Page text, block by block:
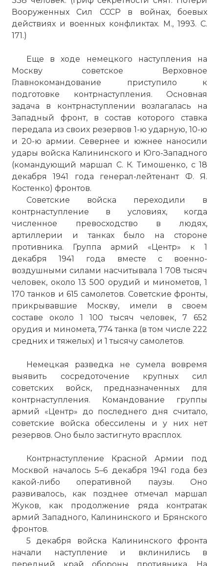
Вооруженных Сил СССР в войнах, боевых
действиях и военных конфликтах. М., 1993. С.
171.)
Еще в ходе немецкого наступления на
Москву советское Верховное
Главнокомандование приступило к
подготовке контрнаступления. Основная
задача в контрнаступлении возлагалась на
Западный фронт, в состав которого ставка
передала из своих резервов 1-ю ударную, 10-ю
и 20-ю армии. Севернее и южнее наносили
удары войска Калининского и Юго-Западного
(командующий маршал С. К. Тимошенко, с 18
декабря 1941 года генерал-лейтенант Ф. Я.
Костенко) фронтов.
Советские войска переходили в
контрнаступление в условиях, когда
численное превосходство в людях,
артиллерии и танках было на стороне
противника. Группа армий «Центр» к 1
декабря 1941 года вместе с военно-
воздушными силами насчитывала 1 708 тысяч
человек, около 13 500 орудий и минометов, 1
170 танков и 615 самолетов. Советские фронты,
прикрывавшие Москву, имели в своем
составе около 1 100 тысяч человек, 7 652
орудия и миномета, 774 танка (в том числе 222
средних и тяжелых) и 1 тысячу самолетов.
Немецкая разведка не сумела вовремя
выявить сосредоточение крупных сил
советских войск, предназначенных для
контрнаступления. Командование группы
армий «Центр» до последнего дня считало,
советские войска обессилены и у них нет
резервов. Оно было застигнуто врасплох.
Контрнаступление Красной Армии под
Москвой началось 5–6 декабря 1941 года без
какой-либо оперативной паузы. Оно
развивалось, как позднее отмечал маршал
Жуков, как продолжение ряда контратак
армий Западного, Калининского и Брянского
фронтов.
5 декабря войска Калининского фронта
начали наступление и вклинились в
А́льберт Ке́ссельринг (нем. Albert
Kesselring; 30 ноября 1885, Марктстефт —
16 июля 1960, Бад-Наухайм) — генерал-
фельдмаршал люфтваффе.
Участвовавший в обеих мировых войнах
Кессельринг стал одним из самых
успешных командиров Третьего рейха,
он является одним из 27 награждённых
Рыцарским крестом с Дубовыми
Листьями, Мечами и Бриллиантами.
Альберт» (англ. Smiling Albert) от
Союзников[1] и «Дядя Альберт» (нем.
Onkel Albert) от своих солдат, так как был
одним из самых популярных немецких
генералов Второй мировой войны[2].
Кессельринг начал военную карьеру
фанен-юнкером в 1904 году, его родом
закончил учёбу на наблюдателя
рекогносцировочного аэростата.
Кессельринг служил как на Западном,
так и на Восточном фронтах Первой
мировой войны, после чего был
переведён для работы в генеральном
штабе. Послевоенное сокращение армии
не коснулось Кессельринга, он оставался
в ней до 1933 года, когда был переведён